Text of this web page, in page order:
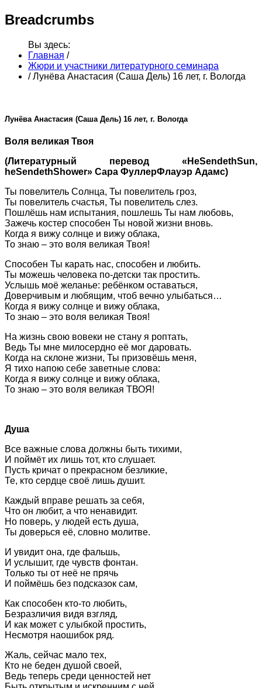
Breadcrumbs
Вы здесь:
Главная /
Жюри и участники литературного семинара
/ Лунёва Анастасия (Саша Дель) 16 лет, г. Вологда
Лунёва Анастасия (Саша Дель) 16 лет, г. Вологда
Воля великая Твоя
(Литературный перевод «HeSendethSun,
heSendethShower» Сара ФуллерФлауэр Адамс)
Ты повелитель Солнца, Ты повелитель гроз,
Ты повелитель счастья, Ты повелитель слез.
Пошлёшь нам испытания, пошлешь Ты нам любовь,
Зажечь костер способен Ты новой жизни вновь.
Когда я вижу солнце и вижу облака,
То знаю – это воля великая Твоя!
Способен Ты карать нас, способен и любить.
Ты можешь человека по-детски так простить.
Услышь моё желанье: ребёнком оставаться,
Доверчивым и любящим, чтоб вечно улыбаться…
Когда я вижу солнце и вижу облака,
То знаю – это воля великая Твоя!
На жизнь свою вовеки не стану я роптать,
Ведь Ты мне милосердно её мог даровать.
Когда на склоне жизни, Ты призовёшь меня,
Я тихо напою себе заветные слова:
Когда я вижу солнце и вижу облака,
То знаю – это воля великая ТВОЯ!
Душа
Все важные слова должны быть тихими,
И поймёт их лишь тот, кто слушает.
Пусть кричат о прекрасном безликие,
Те, кто сердце своё лишь душит.
Каждый вправе решать за себя,
Что он любит, а что ненавидит.
Но поверь, у людей есть душа,
Ты доверься её, словно молитве.
И увидит она, где фальшь,
И услышит, где чувств фонтан.
Только ты от неё не прячь
И поймёшь без подсказок сам,
Как способен кто-то любить,
Безразличия видя взгляд,
И как может с улыбкой простить,
Несмотря наошибок ряд.
Жаль, сейчас мало тех,
Кто не беден душой своей,
Ведь теперь среди ценностей нет